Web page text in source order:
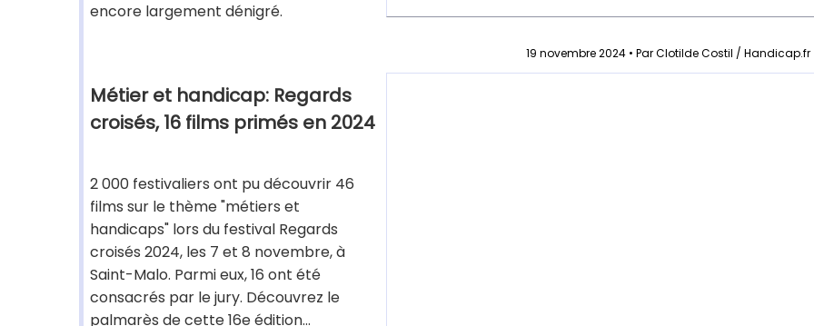
encore largement dénigré.
19 novembre 2024 • Par Clotilde Costil / Handicap.fr
Métier et handicap: Regards
croisés, 16 films primés en 2024
2 000 festivaliers ont pu découvrir 46
films sur le thème "métiers et
handicaps" lors du festival Regards
croisés 2024, les 7 et 8 novembre, à
Saint-Malo. Parmi eux, 16 ont été
consacrés par le jury. Découvrez le
palmarès de cette 16e édition...